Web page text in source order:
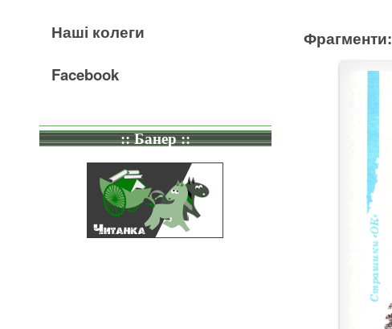
Наші колеги
Facebook
:: Банер ::
Фрагменти: